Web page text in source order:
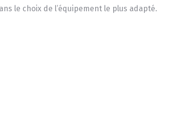
le choix de l’équipement le plus adapté.